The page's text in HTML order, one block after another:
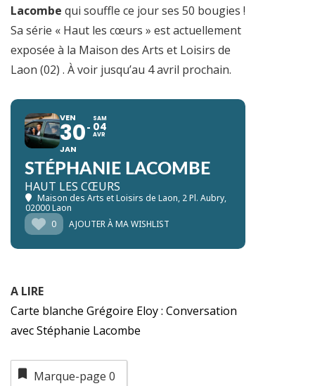
Lacombe qui souffle ce jour ses 50 bougies !
Sa série « Haut les cœurs » est actuellement
exposée à la Maison des Arts et Loisirs de
Laon (02) . À voir jusqu’au 4 avril prochain.
VEN
30
JAN
SAM
04
AVR
STÉPHANIE LACOMBE
HAUT LES CŒURS
Maison des Arts et Loisirs de Laon, 2 Pl. Aubry,
02000 Laon
0
AJOUTER À MA WISHLIST
A LIRE
Carte blanche Grégoire Eloy : Conversation
avec Stéphanie Lacombe
Marque-page 0